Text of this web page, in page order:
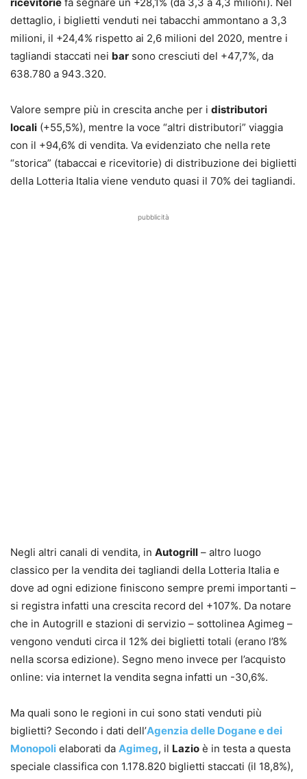
dettaglio, i biglietti venduti nei tabacchi ammontano a 3,3
milioni, il +24,4% rispetto ai 2,6 milioni del 2020, mentre i
tagliandi staccati nei bar sono cresciuti del +47,7%, da
638.780 a 943.320.
Valore sempre più in crescita anche per i distributori
locali (+55,5%), mentre la voce “altri distributori” viaggia
con il +94,6% di vendita. Va evidenziato che nella rete
“storica” (tabaccai e ricevitorie) di distribuzione dei biglietti
della Lotteria Italia viene venduto quasi il 70% dei tagliandi.
pubblicità
Negli altri canali di vendita, in Autogrill – altro luogo
classico per la vendita dei tagliandi della Lotteria Italia e
dove ad ogni edizione finiscono sempre premi importanti –
si registra infatti una crescita record del +107%. Da notare
che in Autogrill e stazioni di servizio – sottolinea Agimeg –
vengono venduti circa il 12% dei biglietti totali (erano l’8%
nella scorsa edizione). Segno meno invece per l’acquisto
online: via internet la vendita segna infatti un -30,6%.
Ma quali sono le regioni in cui sono stati venduti più
biglietti? Secondo i dati dell’Agenzia delle Dogane e dei
Monopoli elaborati da Agimeg, il Lazio è in testa a questa
speciale classifica con 1.178.820 biglietti staccati (il 18,8%),